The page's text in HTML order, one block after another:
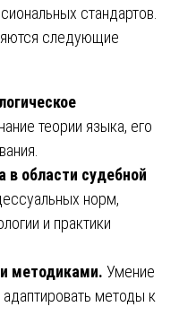
стандартов.
следующие
теории языка, его
в области судебной
норм,
и практики
методиками. Умение
методы к